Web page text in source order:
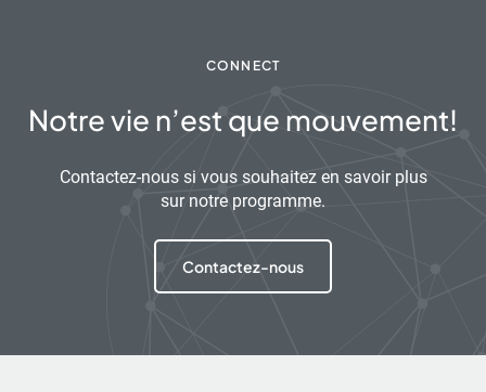
CONNECT
Notre vie n’est que mouvement!
Contactez-nous si vous souhaitez en savoir plus
sur notre programme.
Contactez-nous